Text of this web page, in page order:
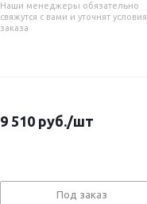
Наши менеджеры обязательно
свяжутся с вами и уточнят условия
заказа
9 510 руб./шт
Под заказ